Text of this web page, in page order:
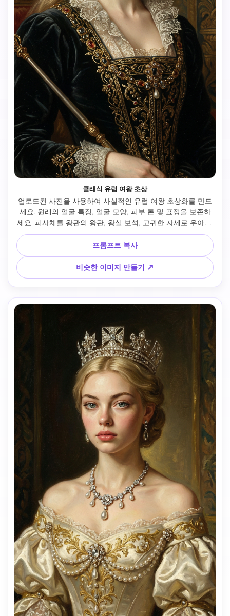
클래식 유럽 여왕 초상
업로드된 사진을 사용하여 사실적인 유럽 여왕 초상화를 만드
세요. 원래의 얼굴 특징, 얼굴 모양, 피부 톤 및 표정을 보존하
세요. 피사체를 왕관의 왕관, 왕실 보석, 고귀한 자세로 우아한
역사적 여왕으로 변형하세요. 스타일: 고전적인 유럽 유화, 부
드러운 영화 조명, 어두운 왕실 배경. 기분: 강력하고, 차분하
고, 자신감 있고, 시대를 초월한. 세부 사항: 사실적인 피부 질
감, 세련된 원단, 균형 잡힌 비율, 높은 사실감. 만화 스타일, 판
타지 일러스트, 애니메이션 또는 과장된 얼굴 특징을 피하십시
오.
프롬프트 복사
비슷한 이미지 만들기 ↗